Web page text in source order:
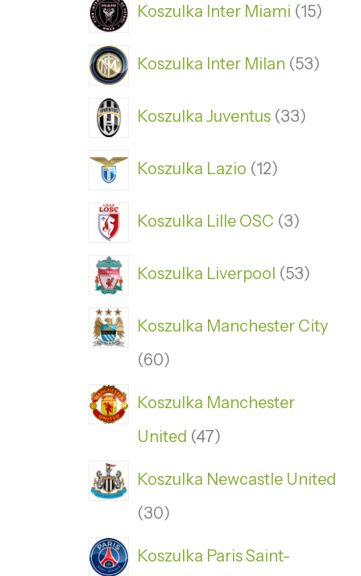
Koszulka Inter Miami 15
Koszulka Inter Milan 53
Koszulka Juventus 33
Koszulka Lazio 12
Koszulka Lille OSC 3
Koszulka Liverpool 53
Koszulka Manchester City
60
Koszulka Manchester
United 47
Koszulka Newcastle United
30
Koszulka Paris Saint-